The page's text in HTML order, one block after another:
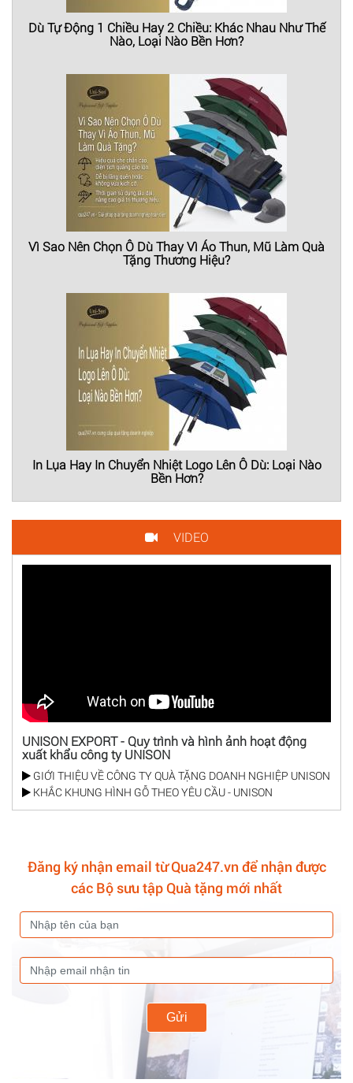
Dù Tự Động 1 Chiều Hay 2 Chiều: Khác Nhau Như Thế
Nào, Loại Nào Bền Hơn?
Vì Sao Nên Chọn Ô Dù Thay Vì Áo Thun, Mũ Làm Quà
Tặng Thương Hiệu?
In Lụa Hay In Chuyển Nhiệt Logo Lên Ô Dù: Loại Nào
Bền Hơn?
VIDEO
UNISON EXPORT - Quy trình và hình ảnh hoạt động
xuất khẩu công ty UNISON
GIỚI THIỆU VỀ CÔNG TY QUÀ TẶNG DOANH NGHIỆP UNISON
KHẮC KHUNG HÌNH GỖ THEO YÊU CẦU - UNISON
Đăng ký nhận email từ Qua247.vn để nhận được
các Bộ sưu tập Quà tặng mới nhất
Gửi